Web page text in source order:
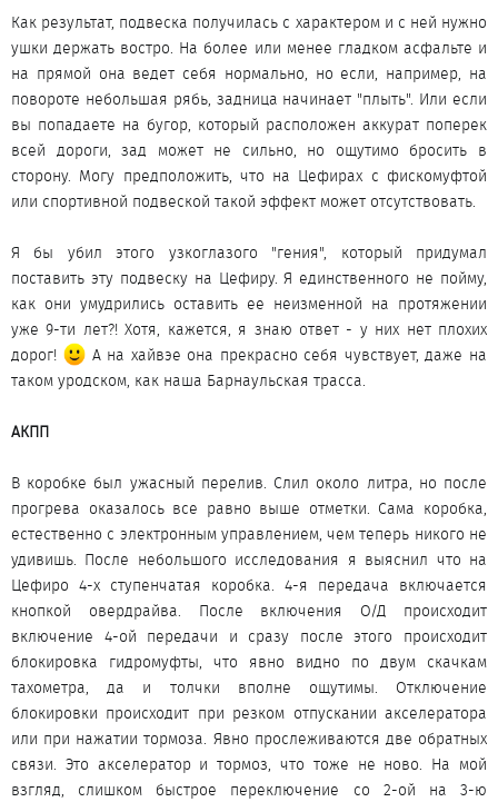
Как результат, подвеска получилась с характером и с ней нужно
ушки держать востро. На более или менее гладком асфальте и
на прямой она ведет себя нормально, но если, например, на
повороте небольшая рябь, задница начинает "плыть". Или если
вы попадаете на бугор, который расположен аккурат поперек
всей дороги, зад может не сильно, но ощутимо бросить в
сторону. Могу предположить, что на Цефирах с фискомуфтой
или спортивной подвеской такой эффект может отсутствовать.
Я бы убил этого узкоглазого "гения", который придумал
поставить эту подвеску на Цефиру. Я единственного не пойму,
как они умудрились оставить ее неизменной на протяжении
уже 9-ти лет?! Хотя, кажется, я знаю ответ - у них нет плохих
дорог!
А на хайвэе она прекрасно себя чувствует, даже на
таком уродском, как наша Барнаульская трасса.
АКПП
В коробке был ужасный перелив. Слил около литра, но после
прогрева оказалось все равно выше отметки. Сама коробка,
естественно с электронным управлением, чем теперь никого не
удивишь. После небольшого исследования я выяснил что на
Цефиро 4-х ступенчатая коробка. 4-я передача включается
кнопкой овердрайва. После включения О/Д происходит
включение 4-ой передачи и сразу после этого происходит
блокировка гидромуфты, что явно видно по двум скачкам
тахометра, да и толчки вполне ощутимы. Отключение
блокировки происходит при резком отпускании акселератора
или при нажатии тормоза. Явно прослеживаются две обратных
связи. Это акселератор и тормоз, что тоже не ново. На мой
взгляд, слишком быстрое переключение со 2-ой на 3-ю